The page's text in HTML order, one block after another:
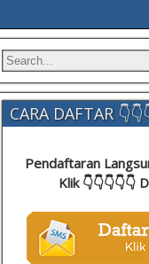
CARA DAFTAR
Pendaftaran
Klik 👇👇👇👇👇